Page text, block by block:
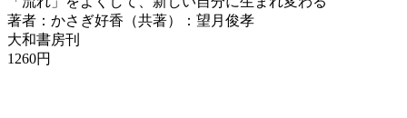
著者：かさぎ好香（共著）：望月俊孝
大和書房刊
1260円